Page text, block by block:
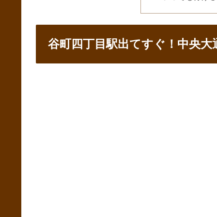
谷町四丁目駅出てすぐ！中央大